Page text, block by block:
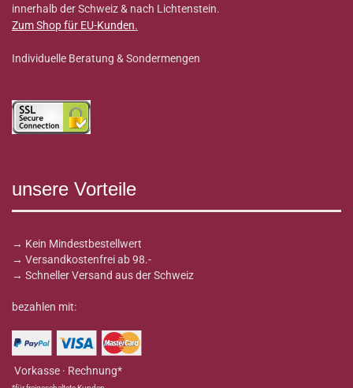
innerhalb der Schweiz & nach Lichtenstein.
Zum Shop für EU-Kunden.
Individuelle Beratung & Sondermengen
unsere Vorteile
→ Kein Mindestbestellwert
→ Versandkostenfrei ab 98.-
→ Schneller Versand aus der Schweiz
bezahlen mit:
Vorkasse · Rechnung*